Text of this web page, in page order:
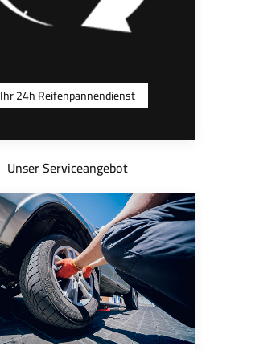
Ihr 24h Reifenpannendienst
Unser Serviceangebot